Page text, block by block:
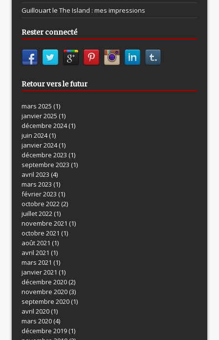
Guillouart le The Island : mes impressions
Rester connecté
Retour vers le futur
mars 2025 (1)
janvier 2025 (1)
décembre 2024(1)
juin 2024(1)
janvier 2024(1)
décembre 2023 (1)
septembre 2023 (1)
avril 2023 (4)
mars 2023 (1)
février 2023 (1)
octobre 2022(2)
juillet 2022(1)
novembre 2021 (1)
octobre 2021 (1)
août 2021 (1)
avril 2021 (1)
mars 2021 (1)
janvier 2021 (1)
décembre 2020(2)
novembre 2020(3)
septembre 2020(1)
avril 2020(1)
mars 2020(4)
décembre 2019(1)